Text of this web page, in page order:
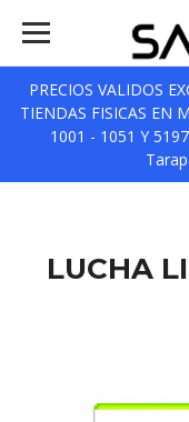
PRECIOS VALIDOS
TIENDAS FISICAS EN
1001 - 1051 Y
LUCHA